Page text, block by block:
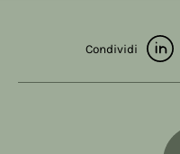
Condividi